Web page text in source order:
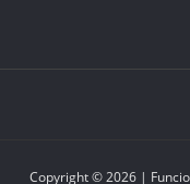
Copyright © 2026 |